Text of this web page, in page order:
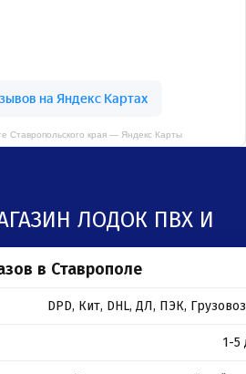
Ставропольского края — Яндекс Карты
ЛОДОК ПВХ И
В СТАВРОПОЛЕ
в Ставрополе
DPD, Кит, DHL, ДЛ, ПЭК,
1-5